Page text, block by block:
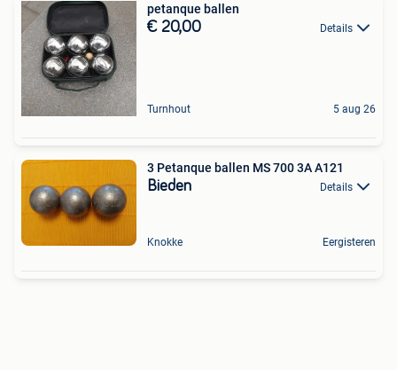
petanque ballen
€ 20,00 Details
Turnhout 5 aug 26
3 Petanque ballen MS 700 3A A121
Bieden Details
Knokke Eergisteren